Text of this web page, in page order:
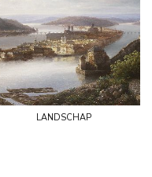
landschap